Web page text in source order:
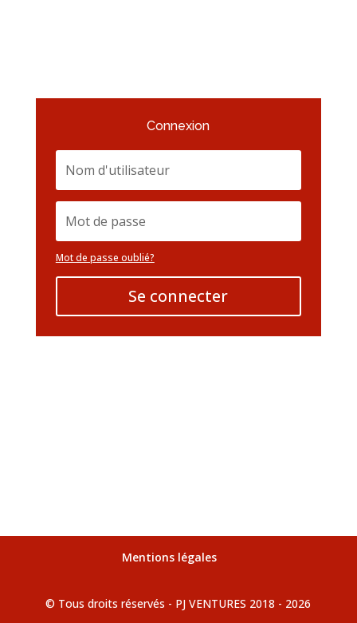
Connexion
Mot de passe oublié?
Se connecter
Mentions légales
© Tous droits réservés - PJ VENTURES 2018 - 2026